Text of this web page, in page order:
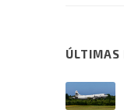
ÚLTIMAS